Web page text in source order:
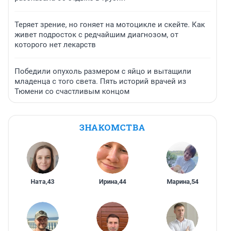
Теряет зрение, но гоняет на мотоцикле и скейте. Как
живет подросток с редчайшим диагнозом, от
которого нет лекарств
Победили опухоль размером с яйцо и вытащили
младенца с того света. Пять историй врачей из
Тюмени со счастливым концом
ЗНАКОМСТВА
Ната,43 Ирина,44 Марина,54